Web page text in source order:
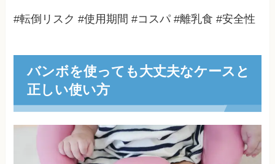
#転倒リスク #使用期間 #コスパ #離乳食 #安全性
バンボを使っても大丈夫なケースと
正しい使い方